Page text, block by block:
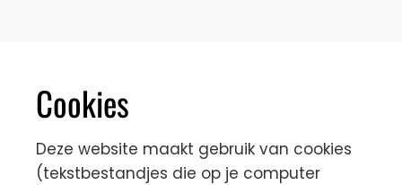
Cookies
Deze website maakt gebruik van cookies
(tekstbestandjes die op je computer